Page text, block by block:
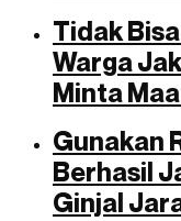
Tidak
Warga
Minta
Gunakan
Berhasil
Ginjal